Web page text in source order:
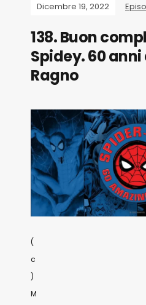
Dicembre 19, 2022
138. Buon
Spidey. 60
Ragno
(
c
)
M